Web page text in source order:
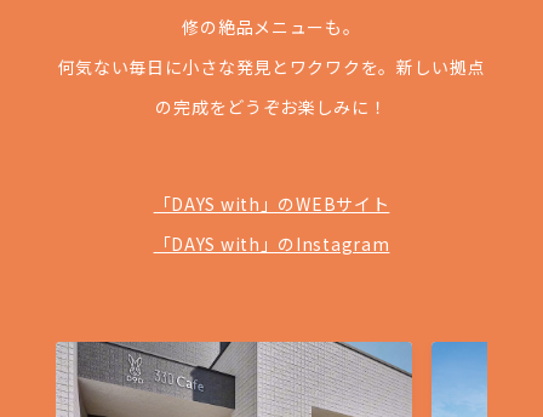
修の絶品メニューも。
何気ない毎日に小さな発見とワクワクを。新しい拠点
の完成をどうぞお楽しみに！
「DAYS with」のWEBサイト
「DAYS with」のInstagram